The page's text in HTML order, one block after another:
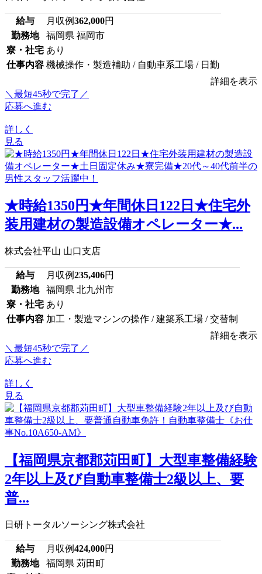
給与 月収例362,000円
勤務地
福岡県 福岡市
寮・社宅 あり
仕事内容 機械操作・製造補助 / 自動車系工場 / 日勤
詳細を表示
＼最短45秒で完了／
応募へ進む
詳しく
見る
★時給1350円★年間休日122日★住宅外
装用建材の製造設備オペレーター★...
株式会社平山 山口支店
給与 月収例235,406円
勤務地
福岡県 北九州市
寮・社宅 あり
仕事内容 加工・製造マシンの操作 / 建築系工場 / 交替制
詳細を表示
＼最短45秒で完了／
応募へ進む
詳しく
見る
【福岡県京都郡苅田町】大型車整備経験
2年以上及び自動車整備士2級以上、要
普...
日研トータルソーシング株式会社
給与 月収例424,000円
勤務地
福岡県 苅田町